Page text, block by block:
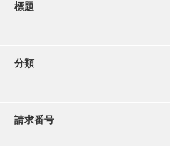
標題
分類
請求番号